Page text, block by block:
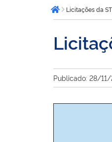
está
aqui:Página inicial
Licitações da
Publicado: 28/